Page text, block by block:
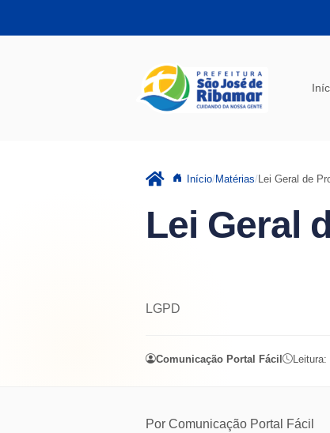
Início Matérias Lei Geral de
Lei Geral
LGPD
Comunicação Portal Fácil Leitura:
Por Comunicação Portal Fácil